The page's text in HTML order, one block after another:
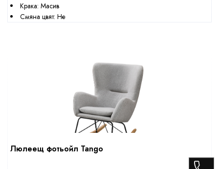
Крака: Масив
Смяна цвят: Не
Люлеещ фотьойл Tango